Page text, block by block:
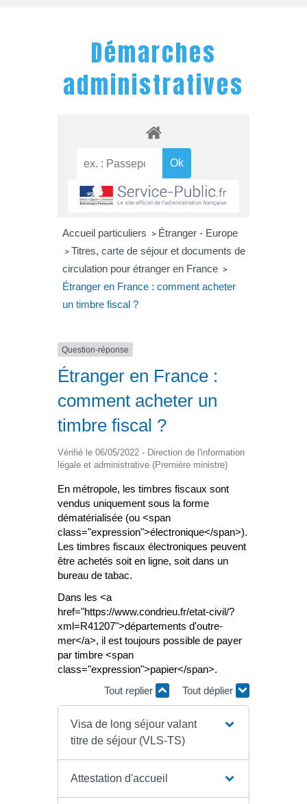
Démarches
administratives
Accueil particuliers > Étranger - Europe
> Titres, carte de séjour et documents de
circulation pour étranger en France >
Étranger en France : comment acheter
un timbre fiscal ?
Question-réponse
Étranger en France :
comment acheter un
timbre fiscal ?
Vérifié le 06/05/2022 - Direction de l'information
légale et administrative (Première ministre)
En métropole, les timbres fiscaux sont
vendus uniquement sous la forme
dématérialisée (ou <span
class="expression">électronique</span>).
Les timbres fiscaux électroniques peuvent
être achetés soit en ligne, soit dans un
bureau de tabac.
Dans les <a
href="https://www.condrieu.fr/etat-civil/?
xml=R41207">départements d'outre-
mer</a>, il est toujours possible de payer
par timbre <span
class="expression">papier</span>.
Tout replier
Tout déplier
Visa de long séjour valant
titre de séjour (VLS-TS)
Attestation d'accueil